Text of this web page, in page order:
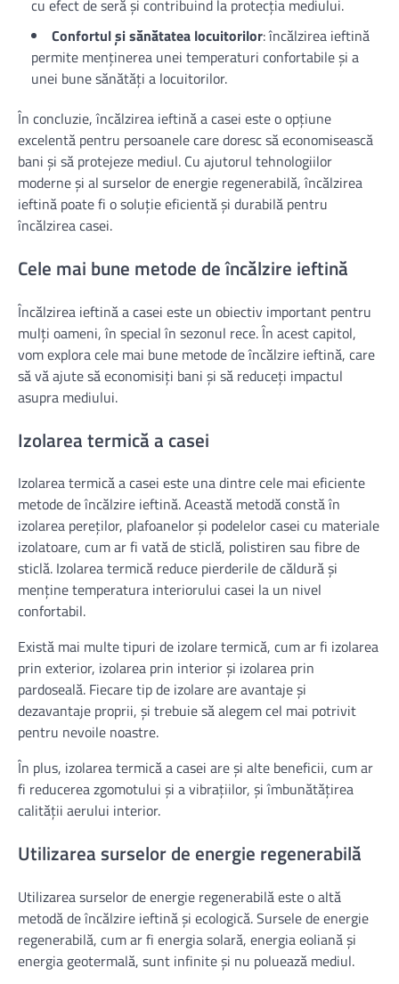
cu efect de seră și contribuind la protecția mediului.
Confortul și sănătatea locuitorilor: încălzirea ieftină
permite menținerea unei temperaturi confortabile și a
unei bune sănătăți a locuitorilor.
În concluzie, încălzirea ieftină a casei este o opțiune
excelentă pentru persoanele care doresc să economisească
bani și să protejeze mediul. Cu ajutorul tehnologiilor
moderne și al surselor de energie regenerabilă, încălzirea
ieftină poate fi o soluție eficientă și durabilă pentru
încălzirea casei.
Cele mai bune metode de încălzire ieftină
Încălzirea ieftină a casei este un obiectiv important pentru
mulți oameni, în special în sezonul rece. În acest capitol,
vom explora cele mai bune metode de încălzire ieftină, care
să vă ajute să economisiți bani și să reduceți impactul
asupra mediului.
Izolarea termică a casei
Izolarea termică a casei este una dintre cele mai eficiente
metode de încălzire ieftină. Această metodă constă în
izolarea pereților, plafoanelor și podelelor casei cu materiale
izolatoare, cum ar fi vată de sticlă, polistiren sau fibre de
sticlă. Izolarea termică reduce pierderile de căldură și
menține temperatura interiorului casei la un nivel
confortabil.
Există mai multe tipuri de izolare termică, cum ar fi izolarea
prin exterior, izolarea prin interior și izolarea prin
pardoseală. Fiecare tip de izolare are avantaje și
dezavantaje proprii, și trebuie să alegem cel mai potrivit
pentru nevoile noastre.
În plus, izolarea termică a casei are și alte beneficii, cum ar
fi reducerea zgomotului și a vibrațiilor, și îmbunătățirea
calității aerului interior.
Utilizarea surselor de energie regenerabilă
Utilizarea surselor de energie regenerabilă este o altă
metodă de încălzire ieftină și ecologică. Sursele de energie
regenerabilă, cum ar fi energia solară, energia eoliană și
energia geotermală, sunt infinite și nu poluează mediul.